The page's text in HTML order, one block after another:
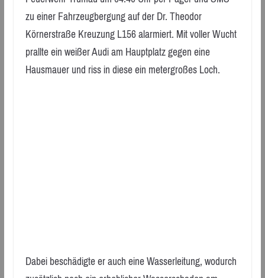
zu einer Fahrzeugbergung auf der Dr. Theodor
Körnerstraße Kreuzung L156 alarmiert. Mit voller Wucht
prallte ein weißer Audi am Hauptplatz gegen eine
Hausmauer und riss in diese ein metergroßes Loch.
Dabei beschädigte er auch eine Wasserleitung, wodurch